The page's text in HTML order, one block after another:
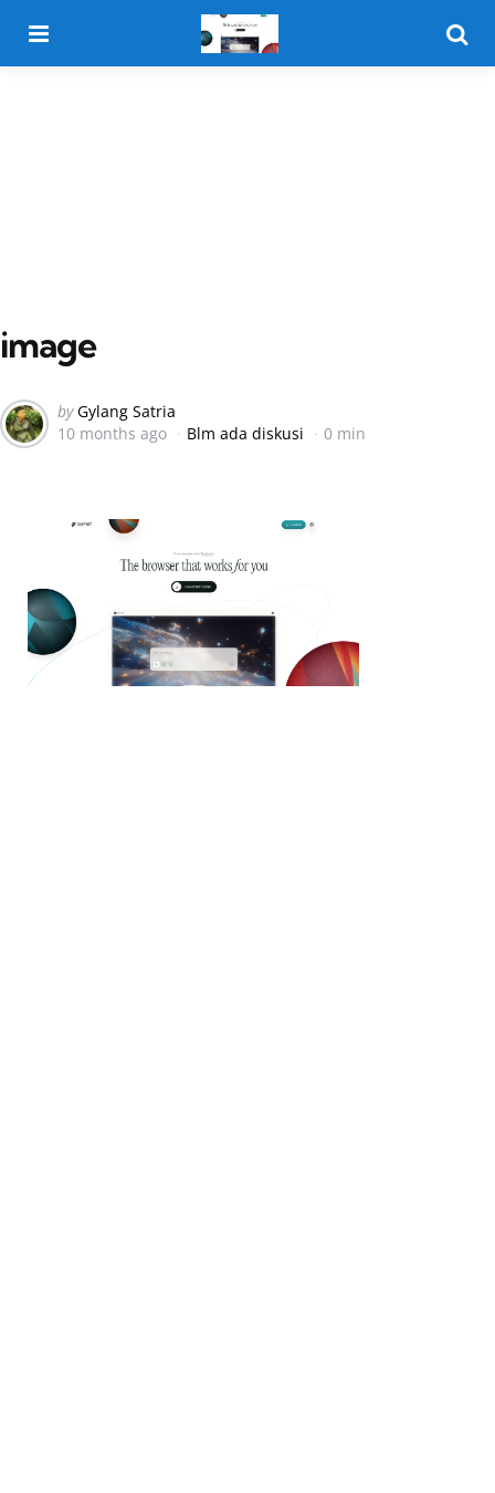
image
Posted
by
by Gylang Satria
10 months ago
Blm ada diskusi 0 min